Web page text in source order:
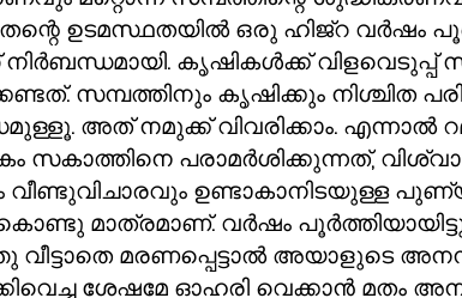
ഉടമസ്ഥതയിൽ ഒരു ഹിജ്റ വർഷം
കൃഷികൾക്ക്
സമ്പത്തിനും കൃഷിക്കും നിശ്ചിത
അത് നമുക്ക് വിവരിക്കാം. എന്നാൽ
സകാത്തിനെ പരാമർശിക്കുന്നത്,
വീണ്ടുവിചാരവും ഉണ്ടാകാനിടയുള്ള
മാത്രമാണ്. വർഷം
മരണപ്പെട്ടാൽ അയാളുടെ
ശേഷമേ ഓഹരി വെക്കാൻ മതം